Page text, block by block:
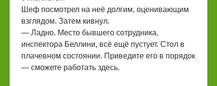
Шеф посмотрел на неё долгим, оценивающим
взглядом. Затем кивнул.
— Ладно. Место бывшего сотрудника,
инспектора Беллини, всё ещё пустует. Стол в
плачевном состоянии. Приведите его в порядок
— сможете работать здесь.